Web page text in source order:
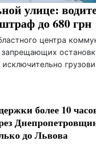
улице:
до 680 грн
центра
более 10
до Львова